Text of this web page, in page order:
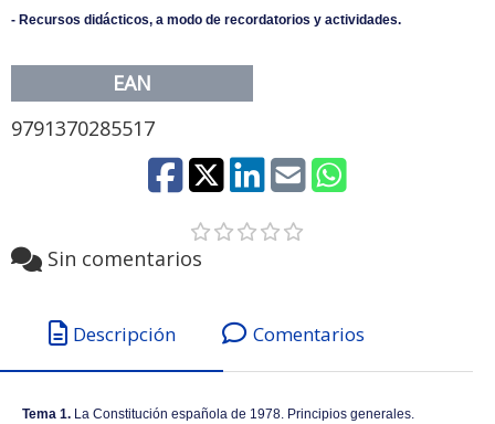
- Recursos didácticos, a modo de recordatorios y actividades.
EAN
9791370285517
Sin comentarios
Descripción Comentarios
Tema 1. La Constitución española de 1978. Principios generales.